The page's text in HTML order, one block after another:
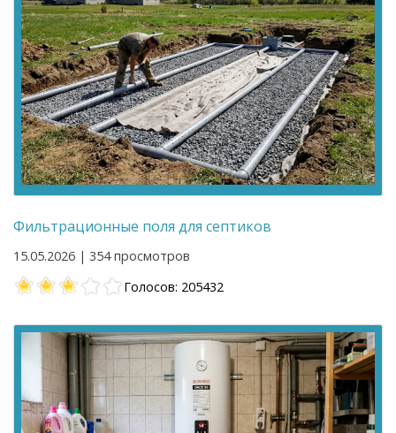
Фильтрационные поля для септиков
15.05.2026 | 354 просмотров
Голосов: 205432